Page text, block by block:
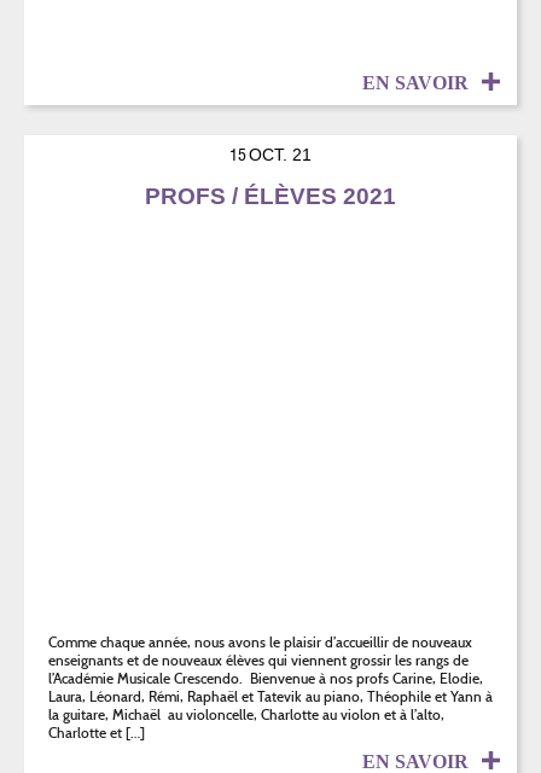
EN SAVOIR
15OCT. 21
PROFS / ÉLÈVES 2021
Comme chaque année, nous avons le plaisir d’accueillir de nouveaux
enseignants et de nouveaux élèves qui viennent grossir les rangs de
l’Académie Musicale Crescendo. Bienvenue à nos profs Carine, Elodie,
Laura, Léonard, Rémi, Raphaël et Tatevik au piano, Théophile et Yann à
la guitare, Michaël au violoncelle, Charlotte au violon et à l’alto,
Charlotte et […]
EN SAVOIR